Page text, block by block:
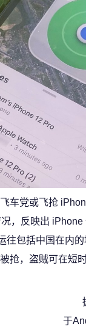
车党或飞抢
，反映出
往包括中国在内
抢，盗贼可在短
于